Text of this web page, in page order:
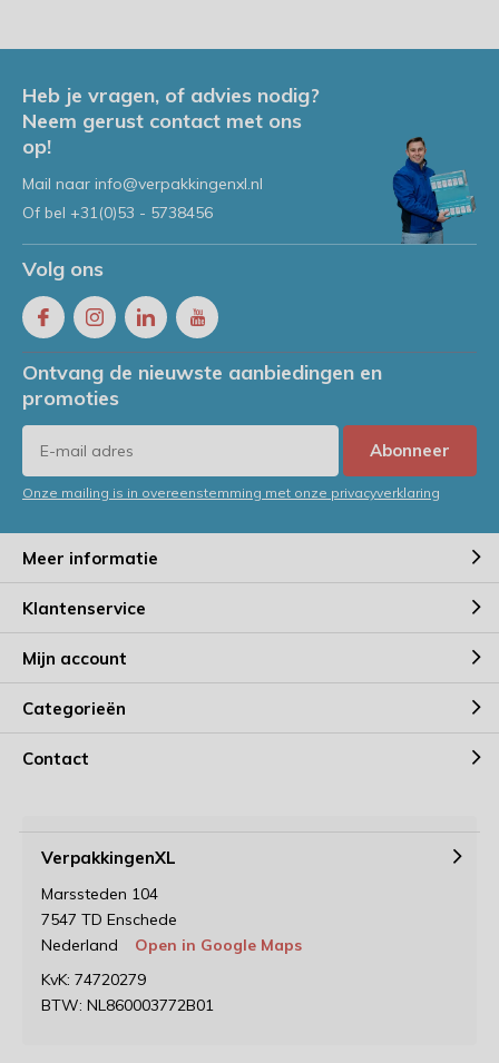
Heb je vragen, of advies nodig?
Neem gerust contact met ons
op!
Mail naar info@verpakkingenxl.nl
Of bel +31(0)53 - 5738456
Volg ons
Ontvang de nieuwste aanbiedingen en
promoties
Abonneer
Onze mailing is in overeenstemming met onze privacyverklaring
Meer informatie
Klantenservice
Mijn account
Categorieën
Contact
VerpakkingenXL
Marssteden 104
7547 TD Enschede
Nederland
Open in Google Maps
KvK: 74720279
BTW: NL860003772B01